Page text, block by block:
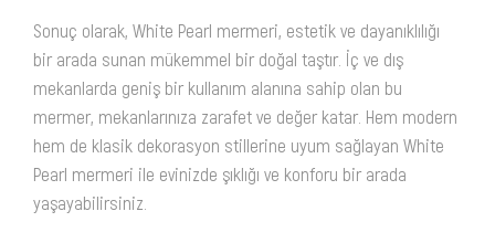
Sonuç olarak, White Pearl mermeri, estetik ve dayanıklılığı
bir arada sunan mükemmel bir doğal taştır. İç ve dış
mekanlarda geniş bir kullanım alanına sahip olan bu
mermer, mekanlarınıza zarafet ve değer katar. Hem modern
hem de klasik dekorasyon stillerine uyum sağlayan White
Pearl mermeri ile evinizde şıklığı ve konforu bir arada
yaşayabilirsiniz.